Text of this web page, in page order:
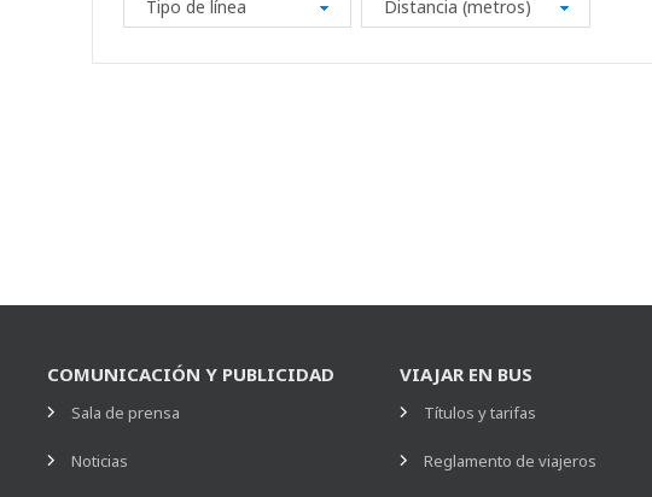
COMUNICACIÓN Y PUBLICIDAD
Sala de prensa
Noticias
VIAJAR EN BUS
Títulos y tarifas
Reglamento de viajeros